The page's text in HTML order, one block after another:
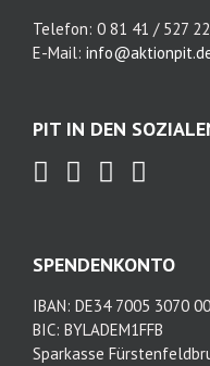
Telefon: 0 81 41 / 527
E-Mail:
PIT IN DEN
SPENDENKONTO
IBAN: DE34 7005 3070
BIC: BYLADEM1FFB
Sparkasse